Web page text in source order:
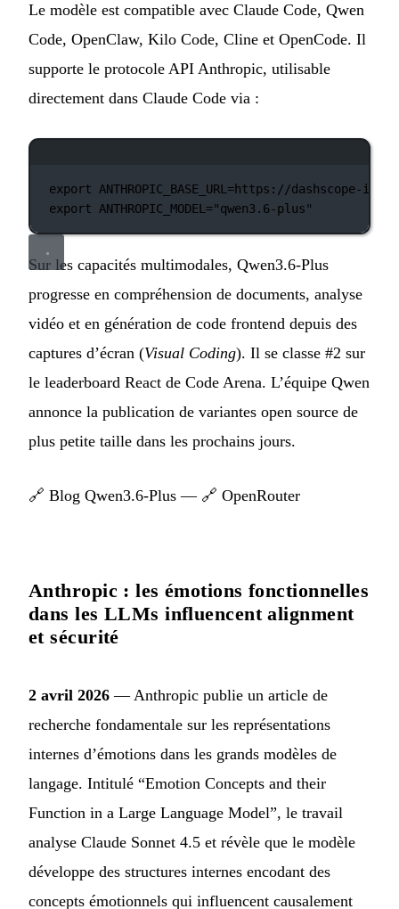
Le modèle est compatible avec Claude Code, Qwen
Code, OpenClaw, Kilo Code, Cline et OpenCode. Il
supporte le protocole API Anthropic, utilisable
directement dans Claude Code via :
export ANTHROPIC_BASE_URL=https://dashscope-
export ANTHROPIC_MODEL="qwen3.6-plus"
Sur les capacités multimodales, Qwen3.6-Plus
progresse en compréhension de documents, analyse
vidéo et en génération de code frontend depuis des
captures d’écran (Visual Coding). Il se classe #2 sur
le leaderboard React de Code Arena. L’équipe Qwen
annonce la publication de variantes open source de
plus petite taille dans les prochains jours.
🔗 Blog Qwen3.6-Plus — 🔗 OpenRouter
Anthropic : les émotions fonctionnelles
dans les LLMs influencent alignment
et sécurité
2 avril 2026 — Anthropic publie un article de
recherche fondamentale sur les représentations
internes d’émotions dans les grands modèles de
langage. Intitulé “Emotion Concepts and their
Function in a Large Language Model”, le travail
analyse Claude Sonnet 4.5 et révèle que le modèle
développe des structures internes encodant des
concepts émotionnels qui influencent causalement